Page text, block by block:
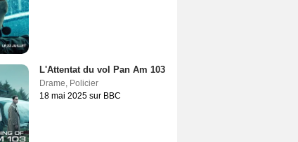
L'Attentat du vol Pan Am 103
Drame, Policier
18 mai 2025 sur BBC